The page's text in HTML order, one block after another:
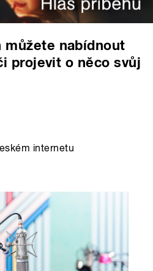
můžete nabídnout
projevit o něco svůj
internetu